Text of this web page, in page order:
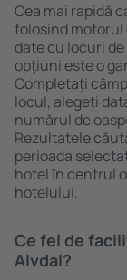
Cea mai rapidă
folosind motorul
date cu locuri
opţiuni este o
Completați
locul, alegeți
numărul de
Rezultatele
perioada
hotel ȋn centrul
hotelului.
Ce fel de
Alvdal?